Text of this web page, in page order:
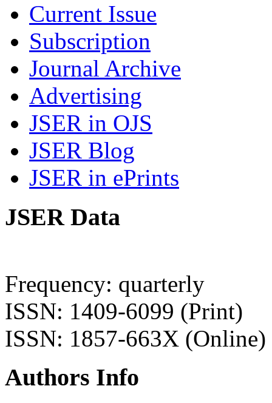
Current Issue
Subscription
Journal Archive
Advertising
JSER in OJS
JSER Blog
JSER in ePrints
JSER Data
Frequency: quarterly
ISSN: 1409-6099 (Print)
ISSN: 1857-663X (Online)
Authors Info